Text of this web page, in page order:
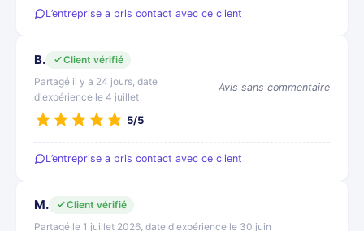
L’entreprise a pris contact avec ce client
B.
Client vérifié
Partagé il y a 24 jours, date
d'expérience le 4 juillet
Avis sans commentaire
5/5
L’entreprise a pris contact avec ce client
M.
Client vérifié
Partagé le 1 juillet 2026, date d'expérience le 30 juin